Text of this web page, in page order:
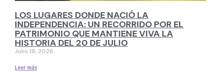
LOS LUGARES DONDE NACIÓ LA
INDEPENDENCIA: UN RECORRIDO POR EL
PATRIMONIO QUE MANTIENE VIVA LA
HISTORIA DEL 20 DE JULIO
Julio 18, 2026
Leer más